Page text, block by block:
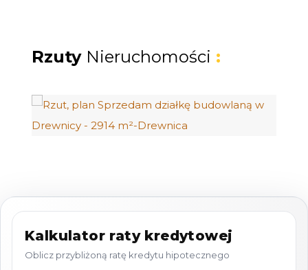
Teren objęty jest
miejscowym planem
zagospodarowania przestrzennego
jednorodzinną o niskiej intensywności
wolnostojąca,
garaże wolnostojące, budynki
gospodarcze,
dopuszczalne usługi towarzyszące funkcji
Rzuty Nieruchomości :
Kalkulator raty kredytowej
Oblicz przybliżoną ratę kredytu hipotecznego